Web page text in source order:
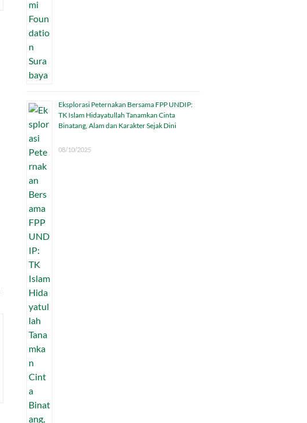
Eksplorasi Peternakan Bersama FPP UNDIP:
TK Islam Hidayatullah Tanamkan Cinta
Binatang, Alam dan Karakter Sejak Dini
08/10/2025